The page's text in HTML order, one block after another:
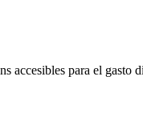
accesibles para el gasto